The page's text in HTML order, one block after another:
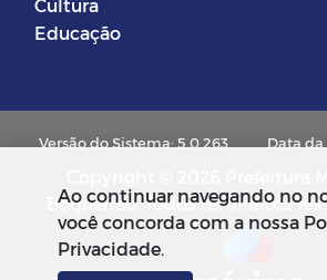
Cultura
Educação
Versão do Sistema: 5.0.263 Data da
Boqueirao. Todos os direitos
Ao continuar navegando no
você concorda com a nossa
Privacidade.